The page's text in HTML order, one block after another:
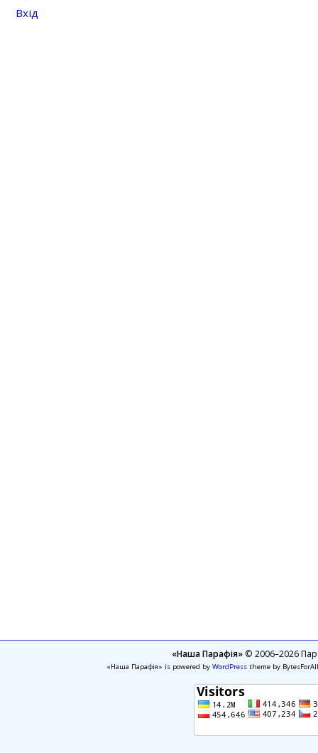
Вхід
«Наша Парафія»© 2006–2026
«Наша Парафія» is powered by WordPresstheme by